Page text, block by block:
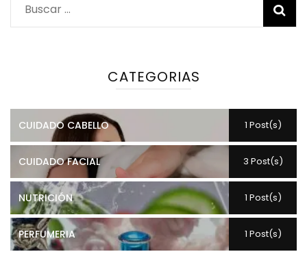
Buscar:
CATEGORIAS
CUIDADO CABELLO 1 Post(s)
CUIDADO FACIAL 3 Post(s)
NUTRICIÓN 1 Post(s)
PERFUMERIA 1 Post(s)